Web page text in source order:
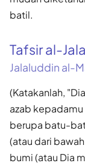
batil.
Tafsir al-
Jalaluddin al-
(Katakanlah,
azab
berupa batu-
(atau dari
bumi (atau Dia